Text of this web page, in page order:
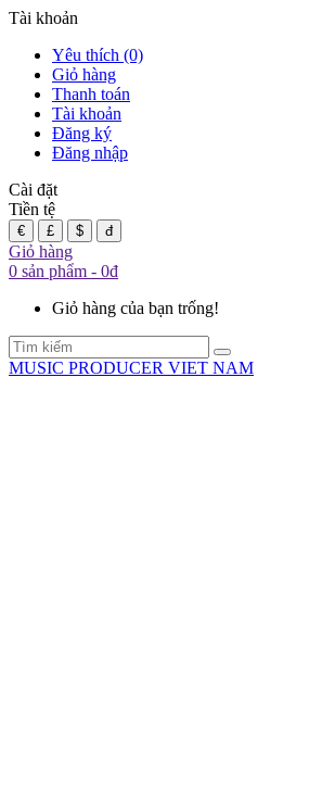
Tài khoản
Yêu thích (0)
Giỏ hàng
Thanh toán
Tài khoản
Đăng ký
Đăng nhập
Cài đặt
Tiền tệ
€ £ $ đ
Giỏ hàng
0 sản phẩm - 0đ
Giỏ hàng của bạn trống!
MUSIC PRODUCER VIET NAM